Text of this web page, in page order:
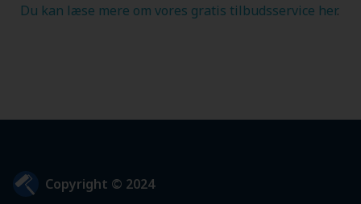
Du kan læse mere om vores gratis tilbudsservice her.
Copyright © 2024